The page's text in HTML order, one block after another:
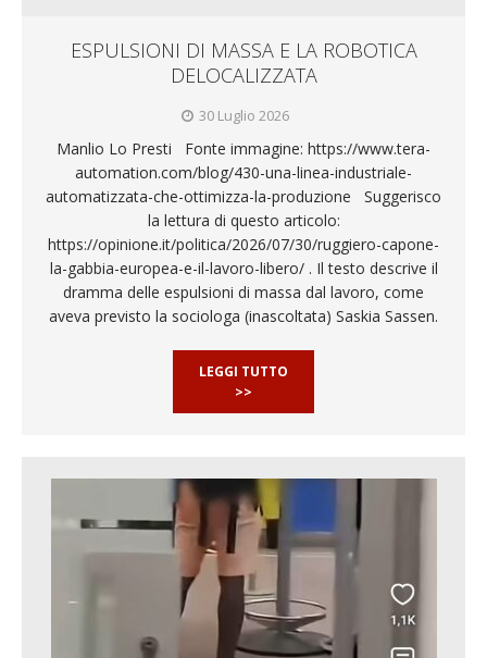
ESPULSIONI DI MASSA E LA ROBOTICA
DELOCALIZZATA
30 Luglio 2026
Manlio Lo Presti Fonte immagine: https://www.tera-
automation.com/blog/430-una-linea-industriale-
automatizzata-che-ottimizza-la-produzione Suggerisco
la lettura di questo articolo:
https://opinione.it/politica/2026/07/30/ruggiero-capone-
la-gabbia-europea-e-il-lavoro-libero/ . Il testo descrive il
dramma delle espulsioni di massa dal lavoro, come
aveva previsto la sociologa (inascoltata) Saskia Sassen.
LEGGI TUTTO
>>